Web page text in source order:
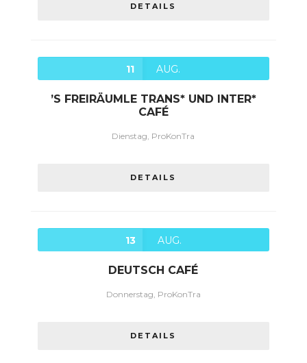
DETAILS
11 AUG.
’S FREIRÄUMLE TRANS* UND INTER*
CAFÉ
Dienstag, ProKonTra
DETAILS
13 AUG.
DEUTSCH CAFÉ
Donnerstag, ProKonTra
DETAILS